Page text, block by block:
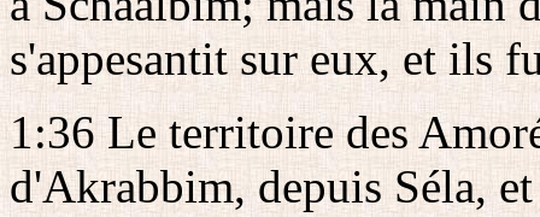
s'appesantit sur eux, et ils
1:36 Le territoire des
d'Akrabbim, depuis Séla, et